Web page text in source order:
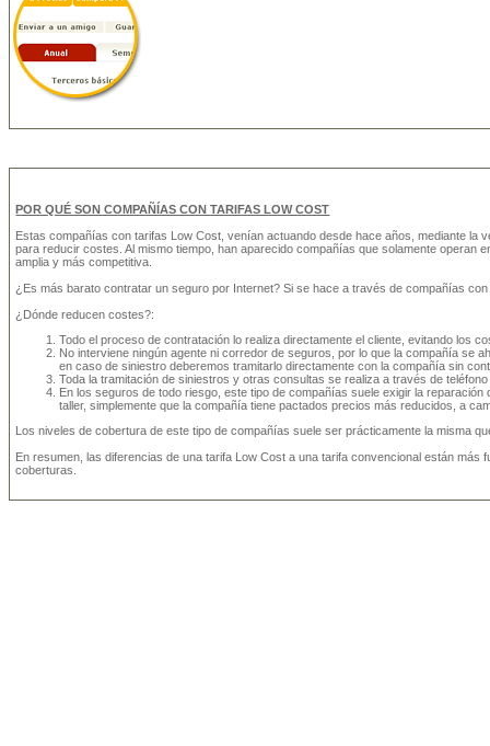
POR QUÉ SON COMPAÑÍAS CON TARIFAS LOW COST
Estas compañías con tarifas Low Cost, venían actuando desde hace años, mediante
para reducir costes. Al mismo tiempo, han aparecido compañías que solamente
amplia y más competitiva.
¿Es más barato contratar un seguro por Internet? Si se hace a través de compañías
¿Dónde reducen costes?:
Todo el proceso de contratación lo realiza directamente el cliente, evitando los
No interviene ningún agente ni corredor de seguros, por lo que la compañía se
en caso de siniestro deberemos tramitarlo directamente con la compañía sin
Toda la tramitación de siniestros y otras consultas se realiza a través de
En los seguros de todo riesgo, este tipo de compañías suele exigir la
taller, simplemente que la compañía tiene pactados precios más reducidos, a
Los niveles de cobertura de este tipo de compañías suele ser prácticamente la misma
En resumen, las diferencias de una tarifa Low Cost a una tarifa convencional están
coberturas.